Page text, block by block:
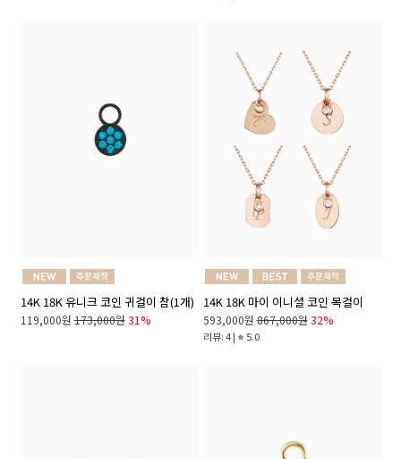
14K 18K 유니크 코인 귀걸이 참(1개)
119,000원 173,000원 31%
14K 18K 마이 이니셜 코인 목걸이
593,000원 867,000원 32%
리뷰: 4 | 5.0